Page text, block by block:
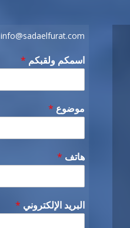
info@sadaelfurat.com
اسمكم ولقبكم *
موضوع *
هاتف *
البريد الإلكتروني *